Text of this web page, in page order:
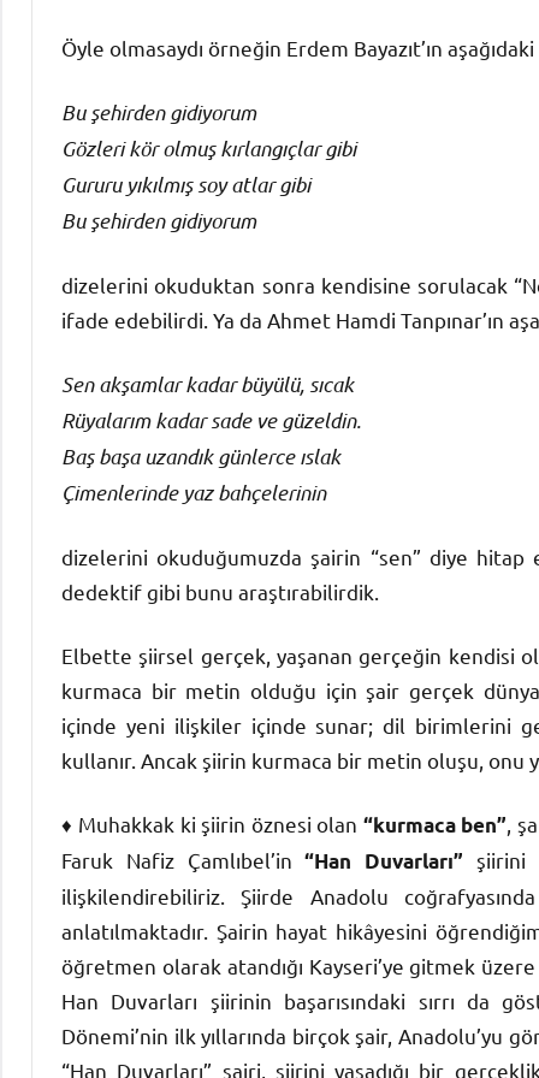
Öyle olmasaydı örneğin Erdem Bayazıt’ın aşağıdaki
Bu şehirden gidiyorum
Gözleri kör olmuş kırlangıçlar gibi
Gururu yıkılmış soy atlar gibi
Bu şehirden gidiyorum
dizelerini okuduktan sonra kendisine sorulacak
ifade edebilirdi. Ya da Ahmet Hamdi Tanpınar’ın
Sen akşamlar kadar büyülü, sıcak
Rüyalarım kadar sade ve güzeldin.
Baş başa uzandık günlerce ıslak
Çimenlerinde yaz bahçelerinin
dizelerini okuduğumuzda şairin “sen” diye
dedektif gibi bunu araştırabilirdik.
Elbette şiirsel gerçek, yaşanan gerçeğin kendisi
kurmaca bir metin olduğu için şair gerçek
içinde yeni ilişkiler içinde sunar; dil birimlerini
kullanır. Ancak şiirin kurmaca bir metin oluşu, onu
♦ Muhakkak ki şiirin öznesi olan “kurmaca ben” ,
Faruk Nafiz Çamlıbel’in“Han Duvarları” şiirini
ilişkilendirebiliriz. Şiirde Anadolu
anlatılmaktadır. Şairin hayat hikâyesini
öğretmen olarak atandığı Kayseri’ye gitmek
Han Duvarları şiirinin başarısındaki sırrı da
Dönemi’nin ilk yıllarında birçok şair, Anadolu’yu
“Han Duvarları” şairi, şiirini yaşadığı bir